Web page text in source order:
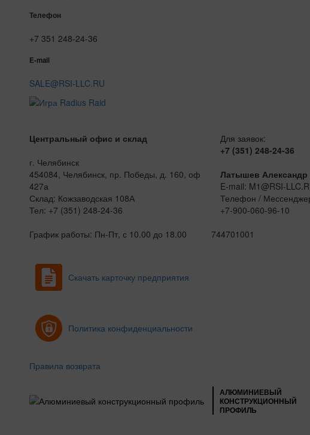
Телефон
+7 351 248-24-36
E-mail
SALE@RSI-LLC.RU
Центральный офис и склад
г. Челябинск
454084, Челябинск, пр. Победы, д. 160, оф
427а
Склад: Кожзаводская 108А
Тел: +7 (351) 248-24-36
График работы: Пн-Пт, с 10.00 до 18.00
Для заявок:
+7 (351) 248-24-36
Латышев
E-mail: M1@RSI-
Телефон /
+7-900-060-96-10
744701001
Скачать карточку предприятия
Политика конфиденциальности
Правила возврата
АЛЮМИНИЕВЫЙ
КОНСТРУКЦИОННЫЙ
ПРОФИЛЬ